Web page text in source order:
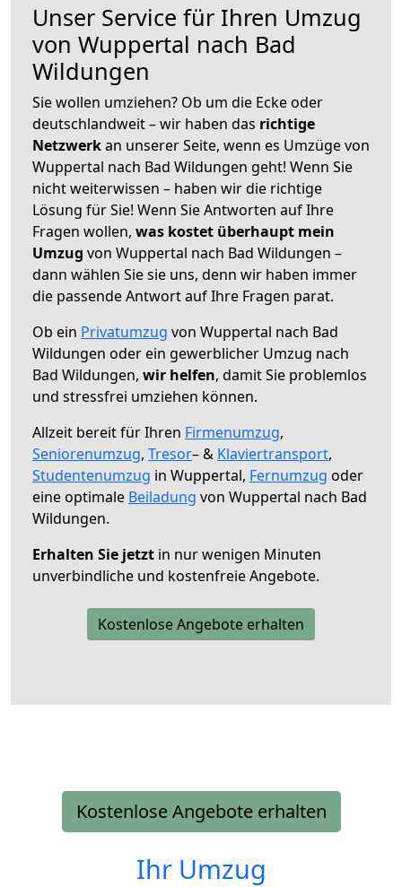
Unser Service für Ihren Umzug
von Wuppertal nach Bad
Wildungen
Sie wollen umziehen? Ob um die Ecke oder
deutschlandweit – wir haben das richtige
Netzwerkan unserer Seite, wenn es Umzüge von
Wuppertal nach Bad Wildungen geht! Wenn Sie
nicht weiterwissen – haben wir die richtige
Lösung für Sie! Wenn Sie Antworten auf Ihre
Fragen wollen, was kostet überhaupt mein
Umzug von Wuppertal nach Bad Wildungen –
dann wählen Sie sie uns, denn wir haben immer
die passende Antwort auf Ihre Fragen parat.
Ob ein Privatumzug von Wuppertal nach Bad
Wildungen oder ein gewerblicher Umzug nach
Bad Wildungen, wir helfen, damit Sie problemlos
und stressfrei umziehen können.
Allzeit bereit für Ihren Firmenumzug,
Seniorenumzug, Tresor– & Klaviertransport,
Studentenumzug in Wuppertal, Fernumzug oder
eine optimale Beiladung von Wuppertal nach Bad
Wildungen.
Erhalten Sie jetzt in nur wenigen Minuten
unverbindliche und kostenfreie Angebote.
Kostenlose Angebote erhalten
Kostenlose Angebote erhalten
Ihr Umzug